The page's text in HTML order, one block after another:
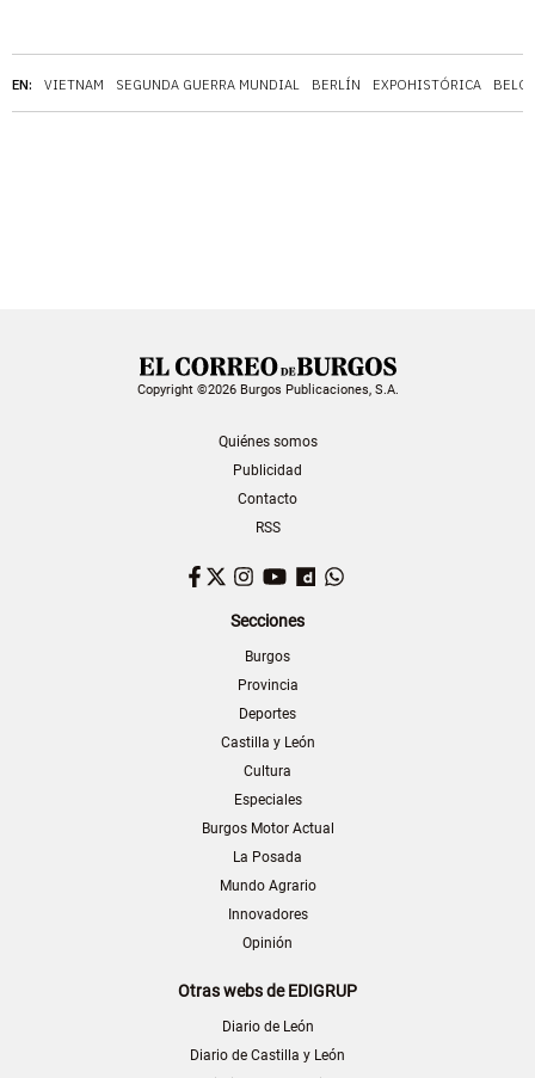
EN: VIETNAM SEGUNDA GUERRA MUNDIAL BERLÍN EXPOHISTÓRICA
Copyright ©2026 Burgos Publicaciones, S.A.
Quiénes somos
Publicidad
Contacto
RSS
Facebook
TwitterInstagram
YouTubeDailymotion
Secciones
Burgos
Provincia
Deportes
Castilla y León
Cultura
Especiales
Burgos Motor Actual
La Posada
Mundo Agrario
Innovadores
Opinión
Otras webs de EDIGRUP
Diario de León
Diario de Castilla y León